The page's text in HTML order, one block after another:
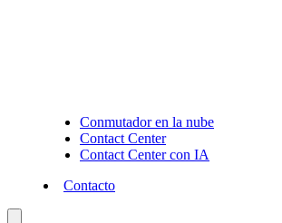
Conmutador en la nube
Contact Center
Contact Center con IA
Contacto